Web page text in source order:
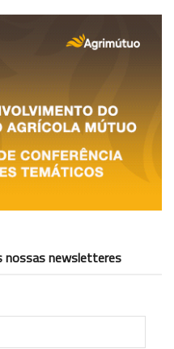
nossas newsletteres